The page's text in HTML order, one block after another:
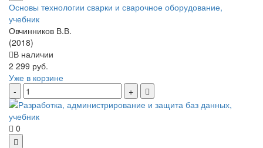
Основы технологии сварки и сварочное оборудование,
учебник
Овчинников В.В.
(2018)
В наличии
2 299 руб.
Уже в корзине
0